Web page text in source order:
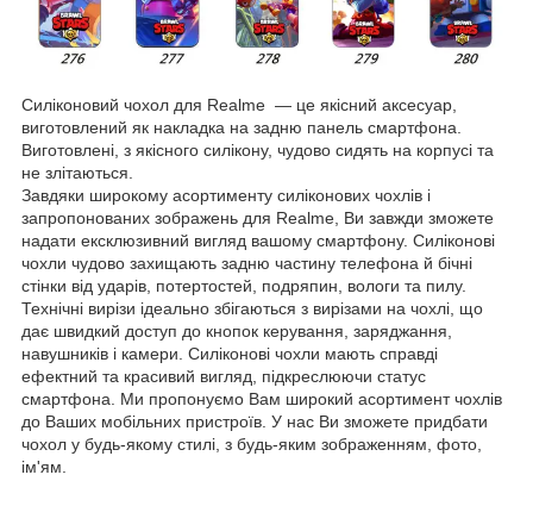
Силіконовий чохол для Realme — це якісний аксесуар,
виготовлений як накладка на задню панель смартфона.
Виготовлені, з якісного силікону, чудово сидять на корпусі та
не злітаються.
Завдяки широкому асортименту силіконових чохлів і
запропонованих зображень для Realme, Ви завжди зможете
надати ексклюзивний вигляд вашому смартфону. Силіконові
чохли чудово захищають задню частину телефона й бічні
стінки від ударів, потертостей, подряпин, вологи та пилу.
Технічні вирізи ідеально збігаються з вирізами на чохлі, що
дає швидкий доступ до кнопок керування, заряджання,
навушників і камери. Силіконові чохли мають справді
ефектний та красивий вигляд, підкреслюючи статус
смартфона. Ми пропонуємо Вам широкий асортимент чохлів
до Ваших мобільних пристроїв. У нас Ви зможете придбати
чохол у будь-якому стилі, з будь-яким зображенням, фото,
ім'ям.